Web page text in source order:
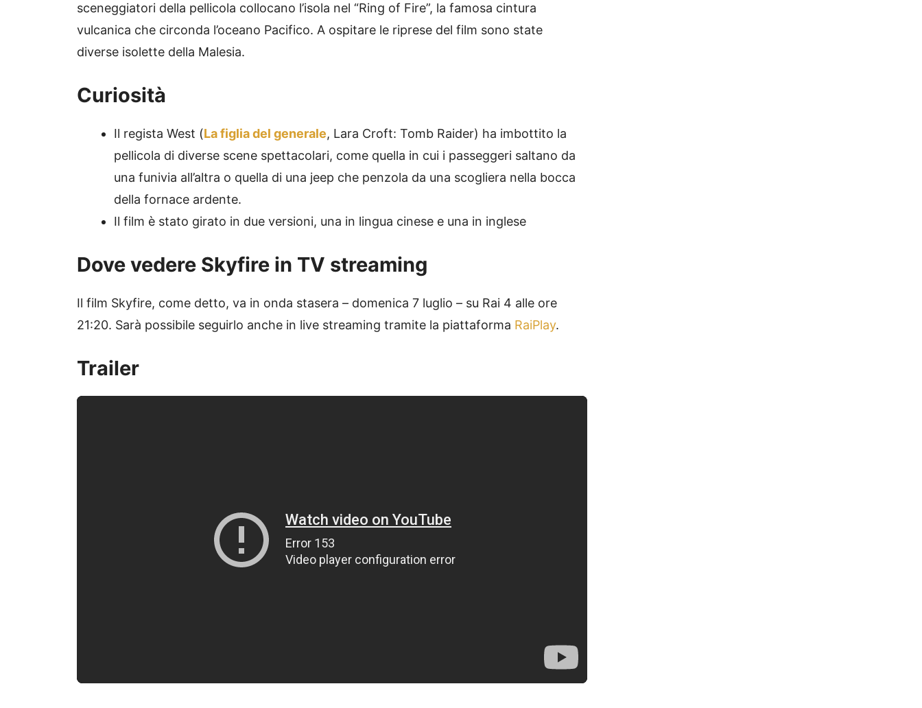
sceneggiatori della pellicola collocano l’isola nel “Ring of Fire”, la famosa cintura
vulcanica che circonda l’oceano Pacifico. A ospitare le riprese del film sono state
diverse isolette della Malesia.
Curiosità
Il regista West (La figlia del generale, Lara Croft: Tomb Raider) ha imbottito la
pellicola di diverse scene spettacolari, come quella in cui i passeggeri saltano da
una funivia all’altra o quella di una jeep che penzola da una scogliera nella bocca
della fornace ardente.
Il film è stato girato in due versioni, una in lingua cinese e una in inglese
Dove vedere Skyfire in TV streaming
Il film Skyfire, come detto, va in onda stasera – domenica 7 luglio – su Rai 4 alle ore
21:20. Sarà possibile seguirlo anche in live streaming tramite la piattaforma RaiPlay.
Trailer